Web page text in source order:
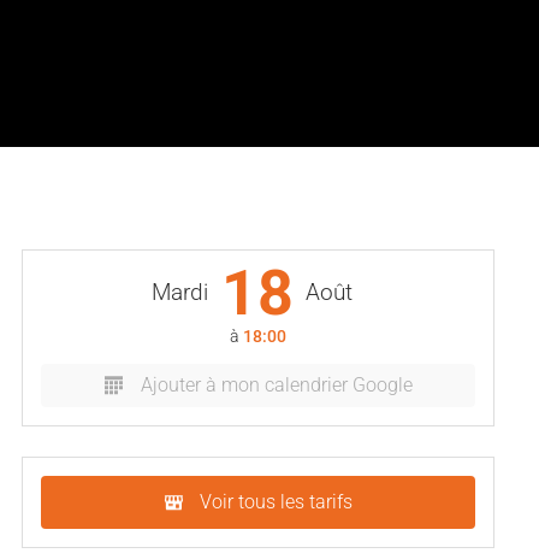
Mardi 18 Août
à 18:00
Ajouter à mon calendrier Google
Voir tous les tarifs